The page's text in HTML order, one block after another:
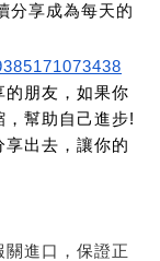
分享成為每天的
的朋友，如果你
幫助自己進步!
出去，讓你的
進口，保證正